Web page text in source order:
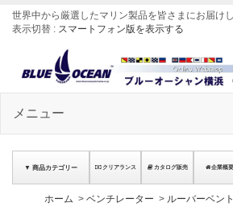
世界中から厳選したマリン製品を皆さまにお届け
表示切替 : スマートフォン版を表示する
メニュー
▼ 商品カテゴリー クリアランス カタログ販売 企業概要
ホーム > ベンチレーター > ルーバーベン